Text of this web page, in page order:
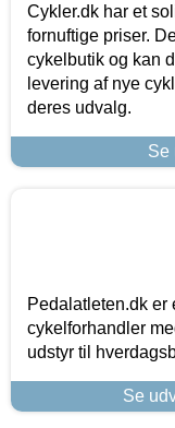
Cykler.dk har et
fornuftige priser.
cykelbutik og kan
levering af nye
deres udvalg.
Se
Pedalatleten.dk er
cykelforhandler
udstyr til
Se